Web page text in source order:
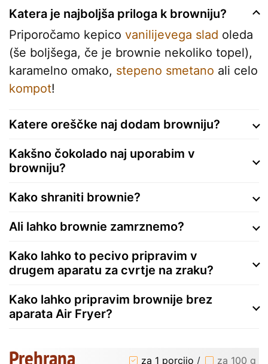
Katera je najboljša priloga k browniju?
Priporočamo kepico vanilijevega slad oleda
(še boljšega, če je brownie nekoliko topel),
karamelno omako, stepeno smetano ali celo
kompot!
Katere oreščke naj dodam browniju?
Kakšno čokolado naj uporabim v
browniju?
Kako shraniti brownie?
Ali lahko brownie zamrznemo?
Kako lahko to pecivo pripravim v
drugem aparatu za cvrtje na zraku?
Kako lahko pripravim brownije brez
aparata Air Fryer?
Prehrana za 1 porcijo / za 100 g